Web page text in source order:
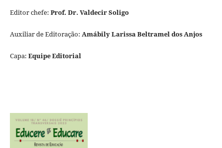
Editor chefe: Prof. Dr. Valdecir Soligo
Auxiliar de Editoração: Amábily Larissa Beltramel dos Anjos
Capa: Equipe Editorial